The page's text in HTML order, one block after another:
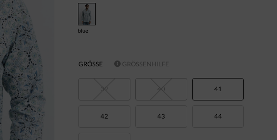
blue
GRÖSSE GRÖSSENHILFE
41
42 43 44